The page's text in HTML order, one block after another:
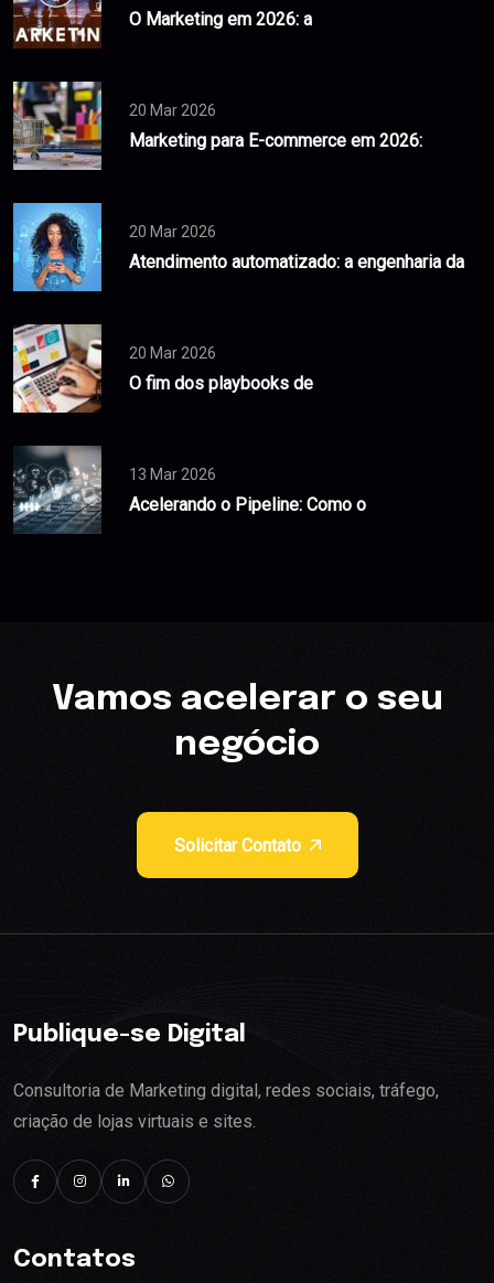
O Marketing em 2026: a
20 Mar 2026
Marketing para E-commerce em 2026:
20 Mar 2026
Atendimento automatizado: a engenharia da
20 Mar 2026
O fim dos playbooks de
13 Mar 2026
Acelerando o Pipeline: Como o
Vamos acelerar o seu
negócio
Solicitar Contato
Publique-se Digital
Consultoria de Marketing digital, redes sociais, tráfego,
criação de lojas virtuais e sites.
Contatos